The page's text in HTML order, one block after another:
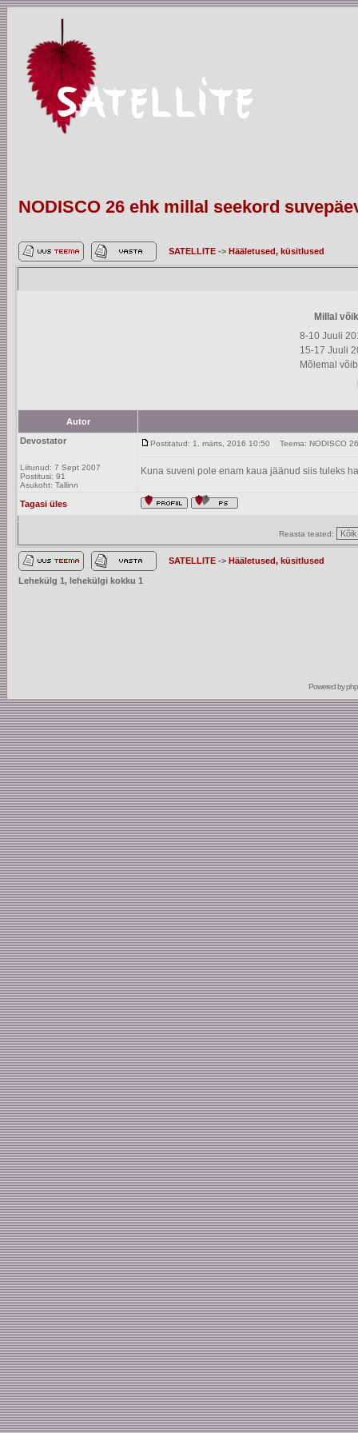
NODISCO 26 ehk millal seekord
SATELLITE -> Hääletused, küsitlused
Millal
8-10 Juuli
15-17 Juuli
Mõlemal võib
Autor
Devostator
Liitunud: 7 Sept 2007
Postitusi: 91
Asukoht: Tallinn
Postitatud: 1. märts, 2016 10:50 Teema: NODISCO
Kuna suveni pole enam kaua jäänud siis tuleks
Tagasi üles
Reasta teated:
SATELLITE -> Hääletused, küsitlused
Lehekülg 1, lehekülgi kokku 1
Powered by